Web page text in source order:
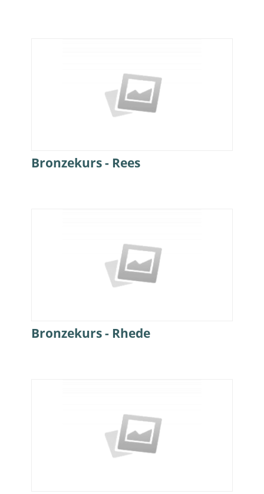
Bronzekurs - Rees
Bronzekurs - Rhede